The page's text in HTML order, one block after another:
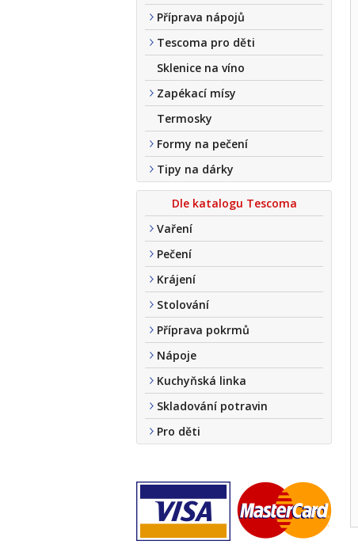
Příprava nápojů
Tescoma pro děti
Sklenice na víno
Zapékací mísy
Termosky
Formy na pečení
Tipy na dárky
Dle katalogu Tescoma
Vaření
Pečení
Krájení
Stolování
Příprava pokrmů
Nápoje
Kuchyňská linka
Skladování potravin
Pro děti